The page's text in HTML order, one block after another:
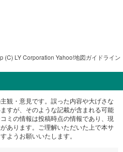
(C) LY Corporation Yahoo!地図ガイドライン
観・意見です。誤った内容や大げさな
すが、そのような記載が含まれる可能
ミの情報は投稿時点の情報であり、現
あります。ご理解いただいた上で本サ
ようお願いいたします。